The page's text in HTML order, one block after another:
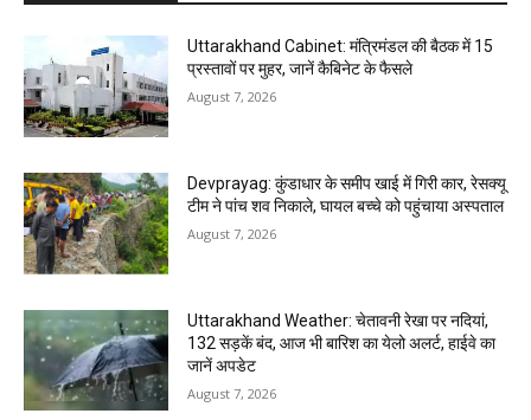
Uttarakhand Cabinet: मंत्रिमंडल की बैठक में 15
प्रस्तावों पर मुहर, जानें कैबिनेट के फैसले
August 7, 2026
Devprayag: कुंडाधार के समीप खाई में गिरी कार, रेसक्यू
टीम ने पांच शव निकाले, घायल बच्चे को पहुंचाया अस्पताल
August 7, 2026
Uttarakhand Weather: चेतावनी रेखा पर नदियां,
132 सड़कें बंद, आज भी बारिश का येलो अलर्ट, हाईवे का
जानें अपडेट
August 7, 2026